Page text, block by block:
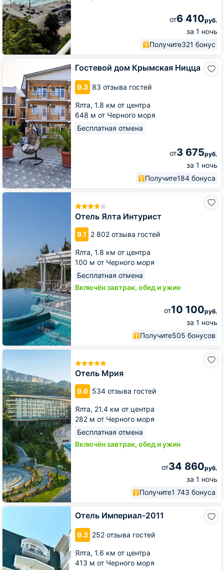
от6 410руб.
за 1 ночь
Получите321 бонус
Гостевой дом Крымская Ницца
9.3 83 отзыва гостей
Ялта, 1.8 км от центра
648 м от Черного моря
Бесплатная отмена
от3 675руб.
за 1 ночь
Получите184 бонуса
Крымская
Ницца
Отель Ялта Интурист
9.1 2 802 отзыва гостей
Ялта, 1.8 км от центра
100 м от Черного моря
Бесплатная отмена
Включён завтрак, обед и ужин
от10 100руб.
за 1 ночь
Получите505 бонусов
Отель
Отель Мрия
9.6 534 отзыва гостей
Ялта, 21.4 км от центра
282 м от Черного моря
Бесплатная отмена
Включён завтрак, обед и ужин
от34 860руб.
за 1 ночь
Получите1 743 бонуса
Отель
Отель Империал-2011
9.3 252 отзыва гостей
Ялта, 1.6 км от центра
413 м от Черного моря
Отель